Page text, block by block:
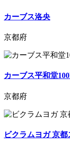
カーブス洛央
京都府
カーブス平和堂
京都府
ビクラムヨガ 京都